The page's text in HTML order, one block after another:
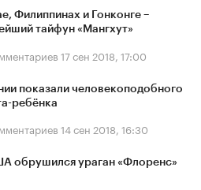
Филиппинах и Гонконге –
тайфун «Мангхут»
17 сен 2018, 17:00
показали человекоподобного
ребёнка
14 сен 2018, 16:30
обрушился ураган «Флоренс»